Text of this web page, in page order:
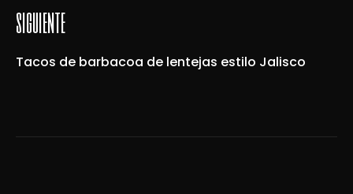
siguiente
Tacos de barbacoa de lentejas estilo Jalisco